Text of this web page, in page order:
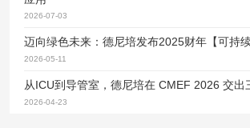
2026-07-03
迈向绿色未来：德尼培发布2025财年【可持续
2026-05-11
从ICU到导管室，德尼培在 CMEF 2026 交出
2026-04-23